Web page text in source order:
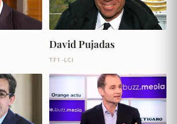
David Pujadas
TF1-LCI